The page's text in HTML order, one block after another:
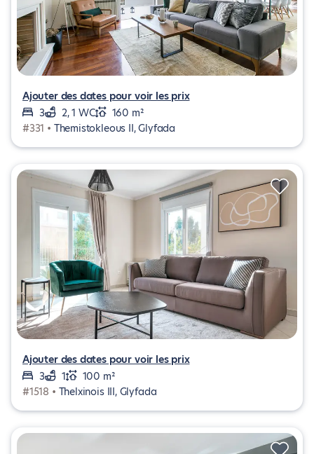
Ajouter des dates pour voir les prix
3
2, 1 WC
160 m²
#331 • Themistokleous II, Glyfada
Ajouter des dates pour voir les prix
3
1
100 m²
#1518 • Thelxinois III, Glyfada